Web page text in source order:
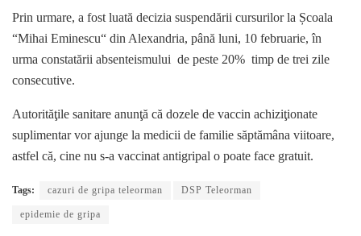
Prin urmare, a fost luată decizia suspendării cursurilor la Școala
“Mihai Eminescu“ din Alexandria, până luni, 10 februarie, în
urma constatării absenteismului de peste 20% timp de trei zile
consecutive.
Autorităţile sanitare anunţă că dozele de vaccin achiziţionate
suplimentar vor ajunge la medicii de familie săptămâna viitoare,
astfel că, cine nu s-a vaccinat antigripal o poate face gratuit.
Tags: cazuri de gripa teleorman DSP Teleorman
epidemie de gripa